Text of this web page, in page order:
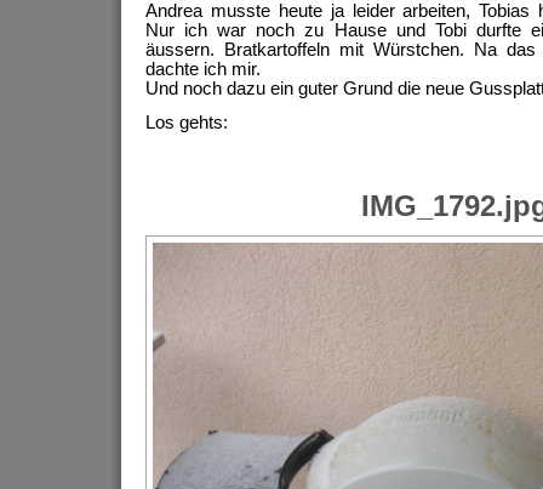
Andrea musste heute ja leider arbeiten, Tobias
Nur ich war noch zu Hause und Tobi durfte
äussern. Bratkartoffeln mit Würstchen. Na
dachte ich mir.
Und noch dazu ein guter Grund die neue
Los gehts: